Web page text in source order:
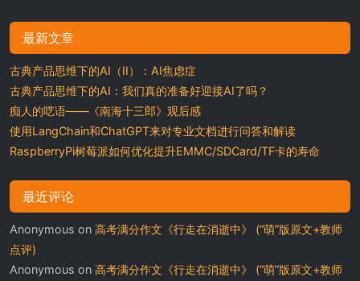
最新文章
古典产品思维下的AI（II）：AI焦虑症
古典产品思维下的AI：我们真的准备好迎接AI了吗？
痴人的呓语——《南海十三郎》观后感
使用LangChain和ChatGPT来对专业文档进行问答和解读
RaspberryPi树莓派如何优化提升EMMC/SDCard/TF卡的寿命
最近评论
Anonymous on 高考满分作文《行走在消逝中》 (“萌”版原文+教师
点评)
Anonymous on 高考满分作文《行走在消逝中》 (“萌”版原文+教师